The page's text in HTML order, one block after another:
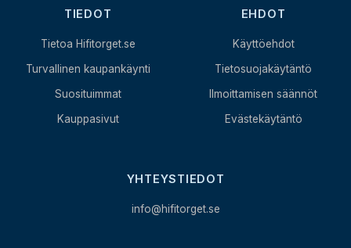
TIEDOT
Tietoa Hifitorget.se
Turvallinen kaupankäynti
Suosituimmat
Kauppasivut
EHDOT
Käyttöehdot
Tietosuojakäytäntö
Ilmoittamisen säännöt
Evästekäytäntö
YHTEYSTIEDOT
info@hifitorget.se